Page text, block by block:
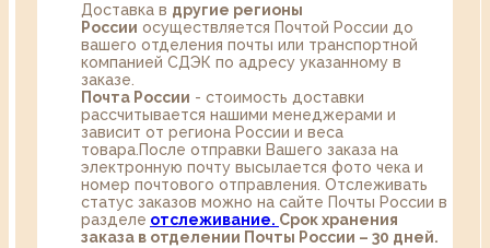
Доставка в другие регионы
России осуществляется Почтой России до
вашего отделения почты или транспортной
компанией СДЭК по адресу указанному в
заказе.
Почта России - стоимость доставки
рассчитывается нашими менеджерами и
зависит от региона России и веса
товара.После отправки Вашего заказа на
электронную почту высылается фото чека и
номер почтового отправления. Отслеживать
статус заказов можно на сайте Почты России в
разделе oтслеживание. Срок хранения
заказа в отделении Почты России – 30 дней.